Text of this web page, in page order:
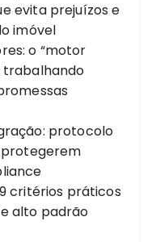
evita prejuízos e
imóvel
o “motor
trabalhando
protocolo
critérios práticos
alto padrão